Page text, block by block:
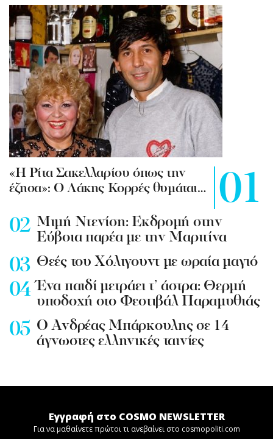
«Η Ρίτα Σακελλαρίου όπως την
έζησα»: Ο Λάκης Κορρές θυμάται…
Mιμή Ντενίση: Εκδρομή στην
Εύβοια παρέα με την Μαριτίνα
Θεές του Χόλιγουντ με ωραία μαγιό
Ένα παιδί μετράει τ’ άστρα: Θερμή
υποδοχή στο Φεστιβάλ Παραμυθιάς
Ο Ανδρέας Μπάρκουλης σε 14
άγνωστες ελληνικές ταινίες
Εγγραφή στο COSMO NEWSLETTER
Για να μαθαίνετε πρώτοι τι ανεβαίνει στο cosmopoliti.com